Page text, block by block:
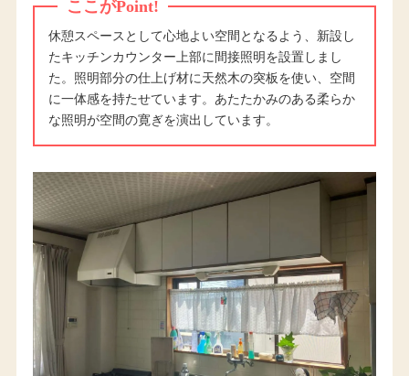
ここがPoint!
休憩スペースとして心地よい空間となるよう、新設し
たキッチンカウンター上部に間接照明を設置しまし
た。照明部分の仕上げ材に天然木の突板を使い、空間
に一体感を持たせています。あたたかみのある柔らか
な照明が空間の寛ぎを演出しています。